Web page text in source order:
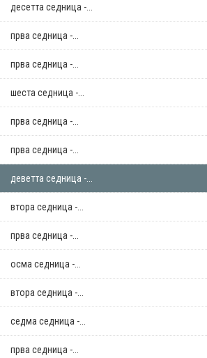
десетта седница -...
прва седница -...
прва седница -...
шеста седница -...
прва седница -...
прва седница -...
деветта седница -...
втора седница -...
прва седница -...
осма седница -...
втора седница -...
седма седница -...
прва седница -...